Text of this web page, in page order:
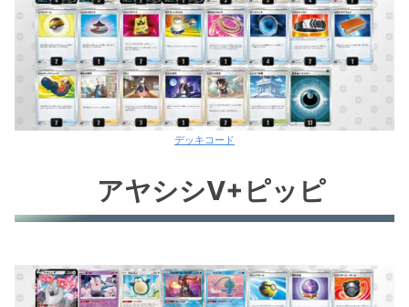
デッキコード
アヤシシV+ピッピ